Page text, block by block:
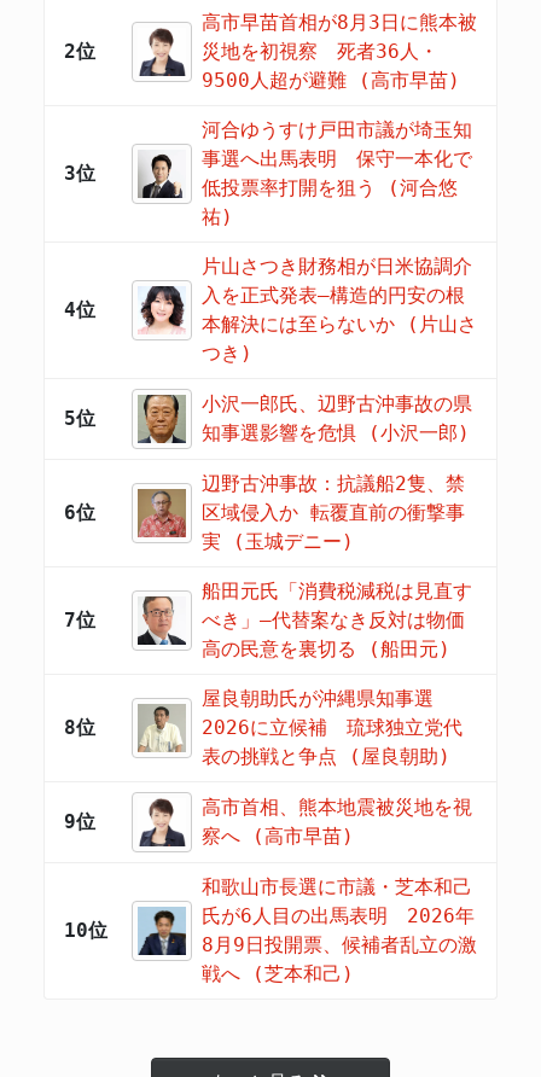
2位
高市早苗首相が8月3日に熊本被
災地を初視察 死者36人・
9500人超が避難 (高市早苗)
3位
河合ゆうすけ戸田市議が埼玉知
事選へ出馬表明 保守一本化で
低投票率打開を狙う (河合悠
祐)
4位
片山さつき財務相が日米協調介
入を正式発表―構造的円安の根
本解決には至らないか (片山さ
つき)
5位
小沢一郎氏、辺野古沖事故の県
知事選影響を危惧 (小沢一郎)
6位
辺野古沖事故：抗議船2隻、禁
区域侵入か 転覆直前の衝撃事
実 (玉城デニー)
7位
船田元氏「消費税減税は見直す
べき」―代替案なき反対は物価
高の民意を裏切る (船田元)
8位
屋良朝助氏が沖縄県知事選
2026に立候補 琉球独立党代
表の挑戦と争点 (屋良朝助)
9位
高市首相、熊本地震被災地を視
察へ (高市早苗)
10位
和歌山市長選に市議・芝本和己
氏が6人目の出馬表明 2026年
8月9日投開票、候補者乱立の激
戦へ (芝本和己)